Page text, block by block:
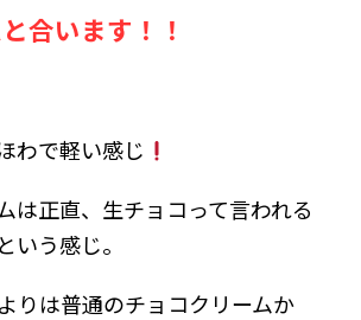
合います！！
わで軽い感じ
は正直、生チョコって言われる
う感じ。
りは普通のチョコクリームか